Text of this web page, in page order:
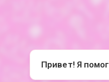
Привет! Я